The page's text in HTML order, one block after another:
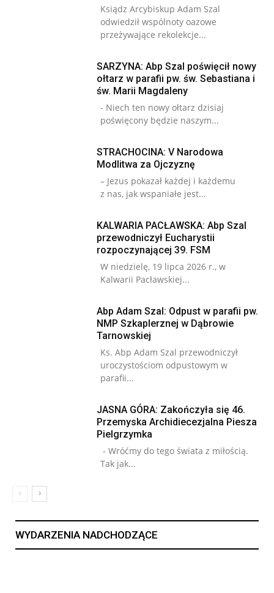
Ksiądz Arcybiskup Adam Szal
odwiedził wspólnoty oazowe
przeżywające rekolekcje...
SARZYNA: Abp Szal poświęcił nowy
ołtarz w parafii pw. św. Sebastiana i
św. Marii Magdaleny
- Niech ten nowy ołtarz dzisiaj
poświęcony będzie naszym...
STRACHOCINA: V Narodowa
Modlitwa za Ojczyznę
– Jezus pokazał każdej i każdemu
z nas, jak wspaniałe jest...
KALWARIA PACŁAWSKA: Abp Szal
przewodniczył Eucharystii
rozpoczynającej 39. FSM
W niedzielę, 19 lipca 2026 r., w
Kalwarii Pacławskiej...
Abp Adam Szal: Odpust w parafii pw.
NMP Szkaplerznej w Dąbrowie
Tarnowskiej
Ks. Abp Adam Szal przewodniczył
uroczystościom odpustowym w
parafii...
JASNA GÓRA: Zakończyła się 46.
Przemyska Archidiecezjalna Piesza
Pielgrzymka
- Wróćmy do tego świata z miłością.
Tak jak...
WYDARZENIA NADCHODZĄCE